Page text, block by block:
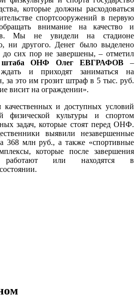
которые должны расходоваться
спортсооружений в первую
внимание на качество и
Мы не увидели на стадионе
ни другого. Денег было выделено
до сих пор не завершены, – отметил
штаба ОНФ Олег ЕВГРАФОВ –
и приходят заниматься на
за это им грозит штраф в 5 тыс. руб.
висит на ограждении».
качественных и доступных условий
физической культуры и спортом
задач, которые стоят перед ОНФ.
выявили незавершенные
368 млн руб., а также «спортивные
которые после завершения
работают или находятся в